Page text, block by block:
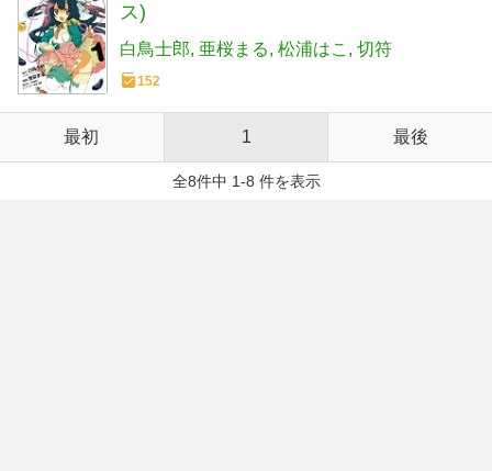
ス)
白鳥士郎 亜桜まる 松浦はこ 切符
152
最初 1 最後
全8件中 1-8 件を表示